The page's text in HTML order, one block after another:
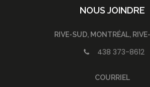
NOUS JOINDRE
RIVE-SUD, MONTRÉAL,
438 373-8612
COURRIEL